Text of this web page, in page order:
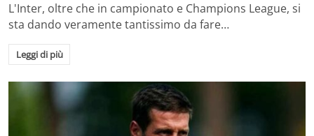
L'Inter, oltre che in campionato e Champions League, si
sta dando veramente tantissimo da fare…
Leggi di più